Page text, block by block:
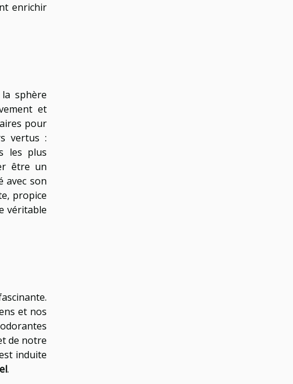
enrichir
sphère
et
pour
vertus :
les plus
être un
avec son
propice
véritable
et nos
de notre
induite
.